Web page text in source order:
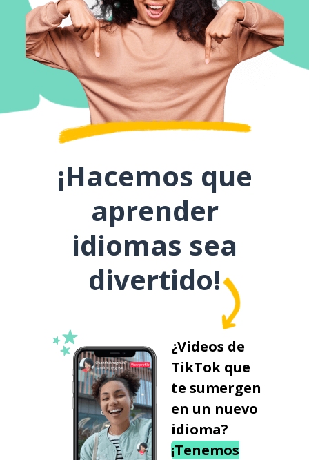
¡Hacemos que
aprender
idiomas sea
divertido!
¿Videos de
TikTok que
te sumergen
en un nuevo
idioma?
¡Tenemos